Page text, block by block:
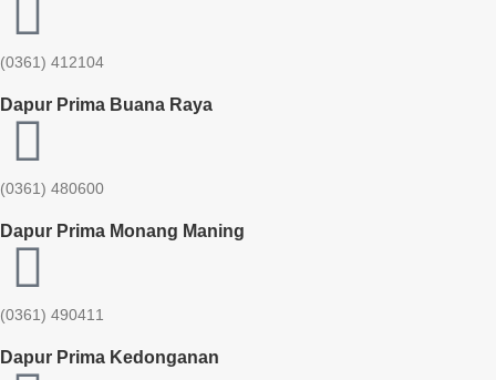
(0361) 412104
Dapur Prima Buana Raya
(0361) 480600
Dapur Prima Monang Maning
(0361) 490411​
Dapur Prima Kedonganan